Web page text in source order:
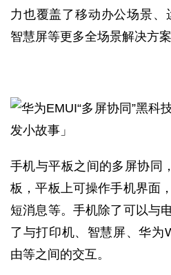
力也覆盖了移动办公场景、
智慧屏等更多全场景解决方案
手机与平板之间的多屏协同
板，平板上可操作手机界面
短消息等。手机除了可以与
了与打印机、智慧屏、华为
由等之间的交互。